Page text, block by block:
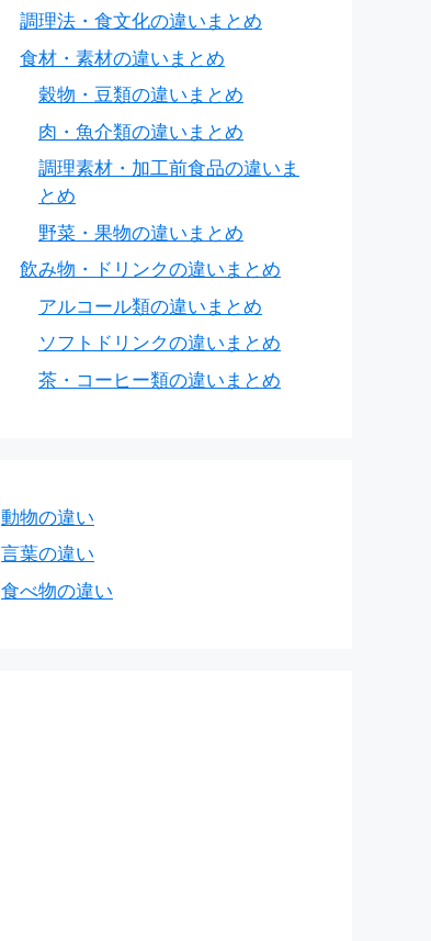
調理法・食文化の違いまとめ
食材・素材の違いまとめ
穀物・豆類の違いまとめ
肉・魚介類の違いまとめ
調理素材・加工前食品の違いま
とめ
野菜・果物の違いまとめ
飲み物・ドリンクの違いまとめ
アルコール類の違いまとめ
ソフトドリンクの違いまとめ
茶・コーヒー類の違いまとめ
動物の違い
言葉の違い
食べ物の違い